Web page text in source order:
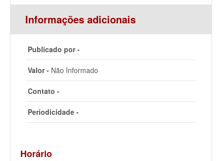
Informações adicionais
Publicado por -
Valor - Não Informado
Contato -
Periodicidade -
Horário